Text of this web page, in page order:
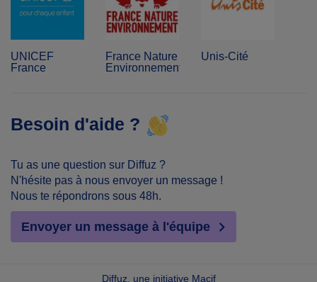
UNICEF
France
France Nature
Environnement
Unis-Cité
Besoin d'aide ?
Tu as une question sur Diffuz ?
N'hésite pas à nous envoyer un message !
Nous te répondrons sous 48h.
Envoyer un message à l'équipe
Diffuz, une initiative Macif